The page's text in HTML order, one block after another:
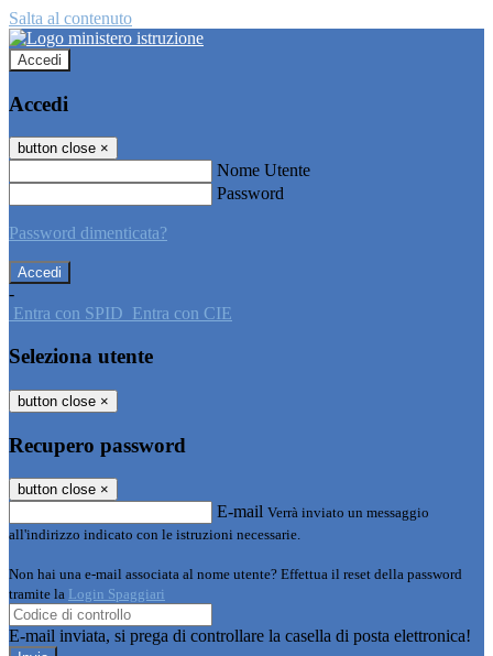
Salta al contenuto
Accedi
Accedi
button close ×
Nome Utente
Password
Password dimenticata?
-
Entra con SPID Entra con CIE
Seleziona utente
button close ×
Recupero password
button close ×
E-mail Verrà inviato un messaggio
all'indirizzo indicato con le istruzioni necessarie.
Non hai una e-mail associata al nome utente? Effettua il reset della password
tramite la Login Spaggiari
E-mail inviata, si prega di controllare la casella di posta elettronica!